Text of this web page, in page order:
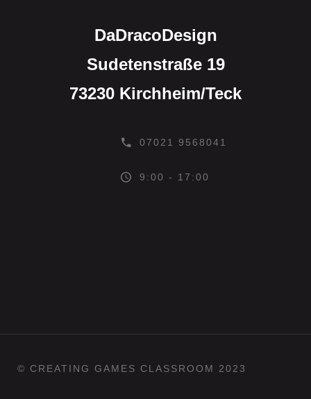
DaDracoDesign
Sudetenstraße 19
73230 Kirchheim/Teck
07021 9568041
9:00 - 17:00
© CREATING GAMES CLASSROOM 2023